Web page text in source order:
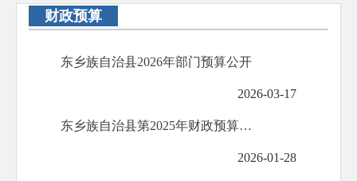
财政预算
东乡族自治县2026年部门预算公开
2026-03-17
东乡族自治县第2025年财政预算执行情况和2026年财政预算公开
2026-01-28